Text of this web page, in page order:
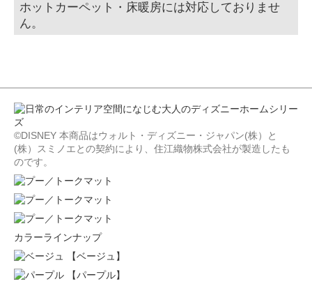
ホットカーペット・床暖房には対応しておりませ
ん。
©DISNEY 本商品はウォルト・ディズニー・ジャパン(株）と
(株）スミノエとの契約により、住江織物株式会社が製造したも
のです。
カラーラインナップ
【ベージュ】
【パープル】